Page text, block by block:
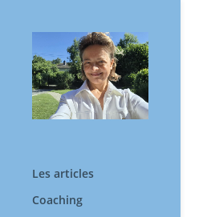
Les articles
Coaching